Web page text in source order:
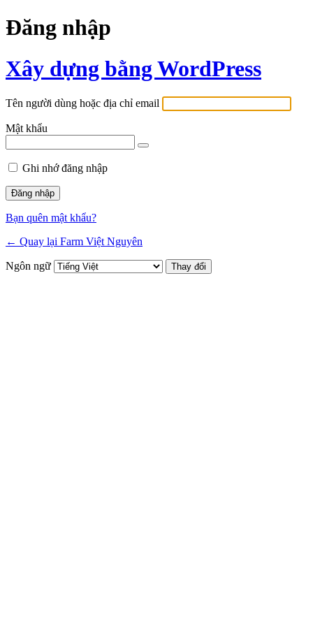
Đăng nhập
Xây dựng bằng WordPress
Tên người dùng hoặc địa chỉ email
Mật khẩu
Ghi nhớ đăng nhập
Bạn quên mật khẩu?
← Quay lại Farm Việt Nguyên
Ngôn ngữ